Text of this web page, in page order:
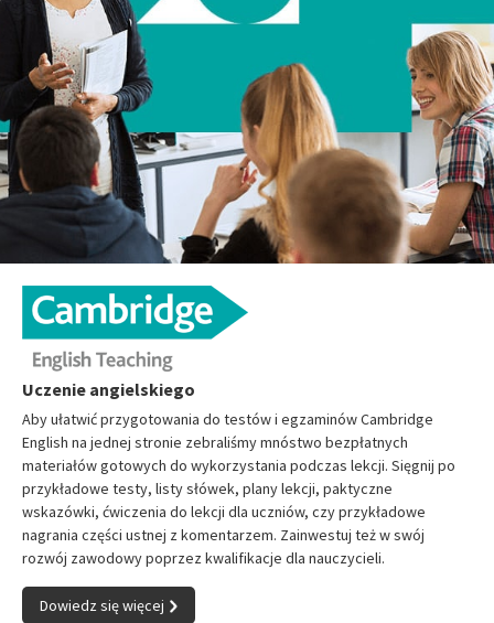
Uczenie angielskiego
Aby ułatwić przygotowania do testów i egzaminów Cambridge
English na jednej stronie zebraliśmy mnóstwo bezpłatnych
materiałów gotowych do wykorzystania podczas lekcji. Sięgnij po
przykładowe testy, listy słówek, plany lekcji, paktyczne
wskazówki, ćwiczenia do lekcji dla uczniów, czy przykładowe
nagrania części ustnej z komentarzem. Zainwestuj też w swój
rozwój zawodowy poprzez kwalifikacje dla nauczycieli.
Dowiedz się więcej